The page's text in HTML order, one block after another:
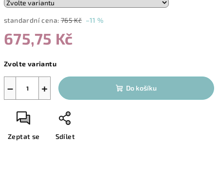
standardní cena: 765 Kč –11 %
675,75 Kč
cena:
Zvolte variantu
+
− Do košíku
Zeptat se Sdílet